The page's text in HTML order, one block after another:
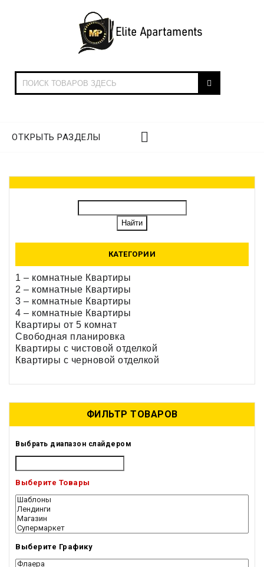
ОТКРЫТЬ РАЗДЕЛЫ
КАТЕГОРИИ
1 – комнатные Квартиры
2 – комнатные Квартиры
3 – комнатные Квартиры
4 – комнатные Квартиры
Квартиры от 5 комнат
Свободная планировка
Квартиры с чистовой отделкой
Квартиры с черновой отделкой
ФИЛЬТР ТОВАРОВ
Выбрать диапазон слайдером
Выберите Товары
Выберите Графику